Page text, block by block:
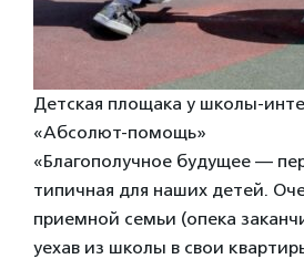
Детская площака у школы-
«Абсолют-помощь»
«Благополучное будущее —
типичная для наших детей.
приемной семьи (опека
уехав из школы в свои